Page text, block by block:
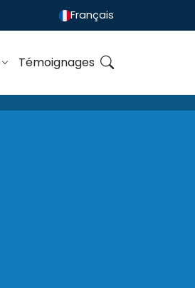
Français
Témoignages